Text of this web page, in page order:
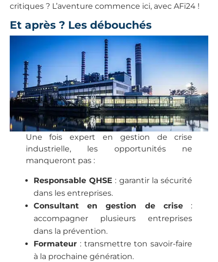
critiques ? L’aventure commence ici, avec AFi24 !
Et après ? Les débouchés
Une fois expert en gestion de crise
industrielle, les opportunités ne
manqueront pas :
Responsable QHSE : garantir la sécurité
dans les entreprises.
Consultant en gestion de crise :
accompagner plusieurs entreprises
dans la prévention.
Formateur: transmettre ton savoir-faire
à la prochaine génération.